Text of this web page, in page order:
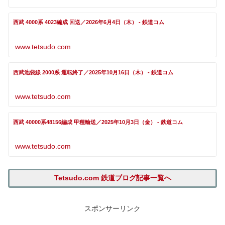
西武 4000系 4023編成 回送／2026年6月4日（木） - 鉄道コム
www.tetsudo.com
西武池袋線 2000系 運転終了／2025年10月16日（木） - 鉄道コム
www.tetsudo.com
西武 40000系48156編成 甲種輸送／2025年10月3日（金） - 鉄道コム
www.tetsudo.com
Tetsudo.com 鉄道ブログ記事一覧へ
スポンサーリンク